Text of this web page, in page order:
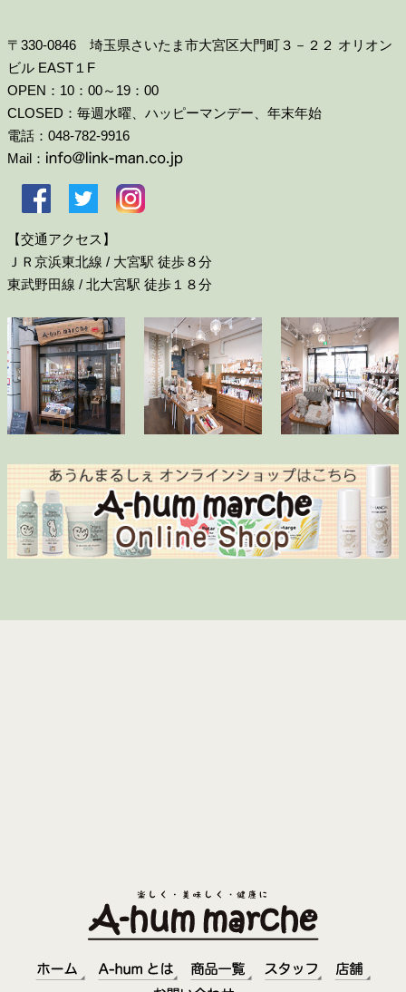
〒330-0846 埼玉県さいたま市大宮区大門町３－２２ オリオン
ビル EAST１F
OPEN：10：00～19：00
CLOSED：毎週水曜、ハッピーマンデー、年末年始
電話：048-782-9916
Mail：
【交通アクセス】
ＪＲ京浜東北線 / 大宮駅 徒歩８分
東武野田線 / 北大宮駅 徒歩１８分